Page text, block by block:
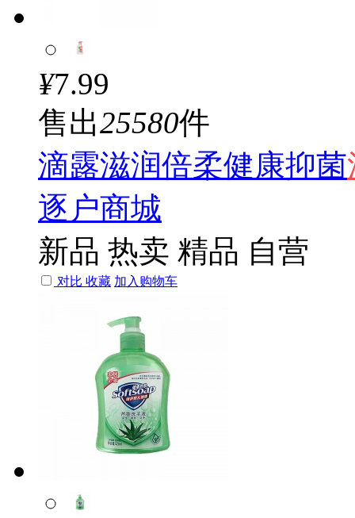
¥7.99
售出25580件
滴露滋润倍柔健康抑菌
逐户商城
新品 热卖 精品 自营
对比 收藏 加入购物车